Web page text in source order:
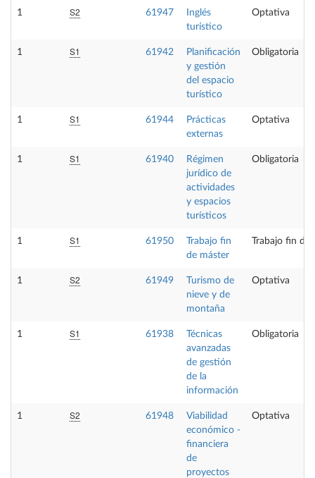
1 S2 61947
Inglés
turístico
Optativa
1 S1 61942
Planificación
y gestión
del espacio
turístico
Obligatoria
1 S1 61944
Prácticas
externas
Optativa
1 S1 61940
Régimen
jurídico de
actividades
y espacios
turísticos
Obligatoria
1 S1 61950
Trabajo fin
de máster
Trabajo fin de
1 S2 61949
Turismo de
nieve y de
montaña
Optativa
1 S1 61938
Técnicas
avanzadas
de gestión
de la
información
Obligatoria
1 S2 61948
Viabilidad
económico -
financiera
de
proyectos
Optativa